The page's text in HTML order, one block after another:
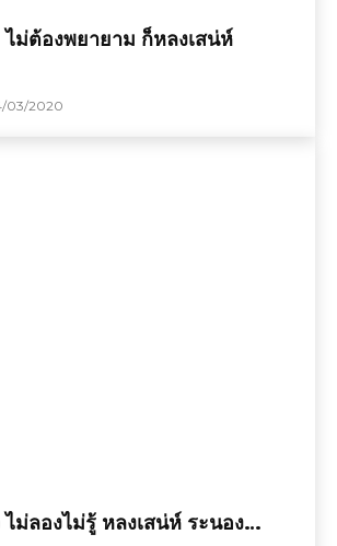
ไม่ต้องพยายาม ก็หลงเสน่ห์
03/2020
ไม่ลองไม่รู้ หลงเสน่ห์ ระนอง…